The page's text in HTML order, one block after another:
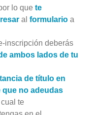
lo que te
al formulario a
inscripción deberás
ambos lados de tu
de título en
que no adeudas
te